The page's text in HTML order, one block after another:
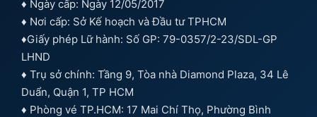
♦ Ngày cấp: Ngày 12/05/2017
♦ Nơi cấp: Sở Kế hoạch và Đầu tư TPHCM
♦Giấy phép Lữ hành: Số GP: 79-0357/2-23/SDL-GP
LHND
♦ Trụ sở chính: Tầng 9, Tòa nhà Diamond Plaza, 34 Lê
Duẩn, Quận 1, TP HCM
♦ Phòng vé TP.HCM: 17 Mai Chí Thọ, Phường Bình